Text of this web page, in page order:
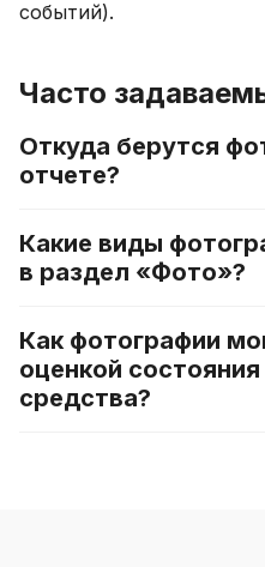
событий).
Часто
Откуда берутся
отчете?
Какие виды
в раздел «Фото»?
Как фотографии
оценкой
средства?